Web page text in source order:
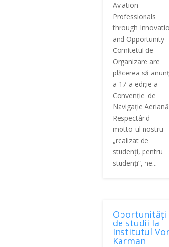
Aviation
Professionals
through
and Opportunity
Comitetul de
Organizare are
plăcerea să
a 17-a ediție a
Convenției de
Navigație Aeriană.
Respectând
motto-ul nostru
„realizat de
studenți, pentru
studenți”, ne...
Oportunități
de studii la
Institutul
Karman